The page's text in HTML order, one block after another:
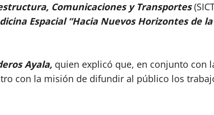
Comunicaciones y Transportes
Espacial “Hacia Nuevos Horizontes de
Ayala, quien explicó que, en conjunto con
con la misión de difundir al público los